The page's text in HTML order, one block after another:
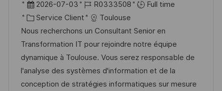
g
o
s
t
e
o
c
a
l
i
s
a
D
a
t
e
d
’
a
2026-07-03
R
é
f
é
r
e
n
R0333508
Full time
C
a
t
é
g
o
Service Client
Toulouse
Nous recherchons un Consultant Senior en
Transformation IT pour rejoindre notre équipe
dynamique à Toulouse. Vous serez responsable de
l'analyse des systèmes d'information et de la
conception de stratégies informatiques sur mesure